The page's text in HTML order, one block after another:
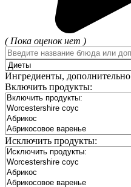
( Пока оценок нет )
Ингредиенты, дополнительно
Включить продукты:
Исключить продукты: